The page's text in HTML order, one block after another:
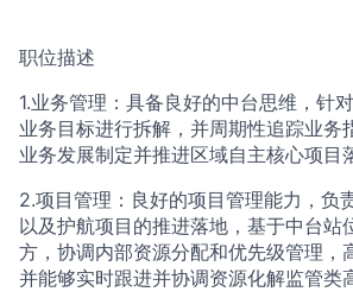
职位描述
1.业务管理：具备良好的中台思维，针
业务目标进行拆解，并周期性追踪业务
业务发展制定并推进区域自主核心项目
2.项目管理：良好的项目管理能力，负
以及护航项目的推进落地，基于中台站
方，协调内部资源分配和优先级管理，
并能够实时跟进并协调资源化解监管类